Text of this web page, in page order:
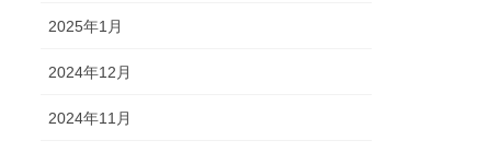
2025年1月
2024年12月
2024年11月